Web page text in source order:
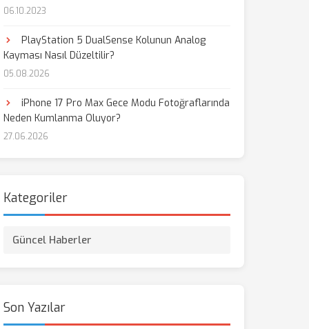
06.10.2023
PlayStation 5 DualSense Kolunun Analog
Kayması Nasıl Düzeltilir?
05.08.2026
iPhone 17 Pro Max Gece Modu Fotoğraflarında
Neden Kumlanma Oluyor?
27.06.2026
Kategoriler
Güncel Haberler
Son Yazılar